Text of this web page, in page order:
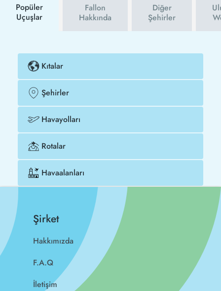
Popüler
Uçuşlar
Fallon
Hakkında
Diğer
Şehirler
Kıtalar
Şehirler
Havayolları
Rotalar
Havaalanları
Şirket
Hakkımızda
F.A.Q
İletişim